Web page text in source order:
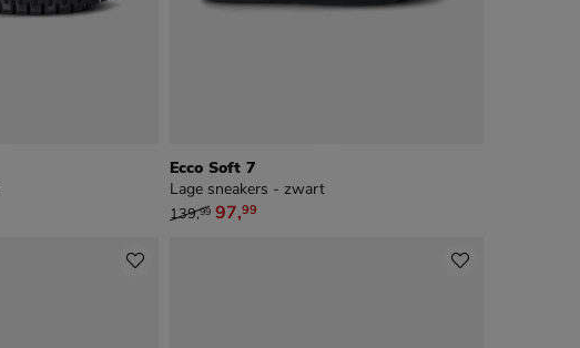
Ecco Soft 7
Lage sneakers - zwart
van € 139,99 voor € 97,99
139,99 97,99